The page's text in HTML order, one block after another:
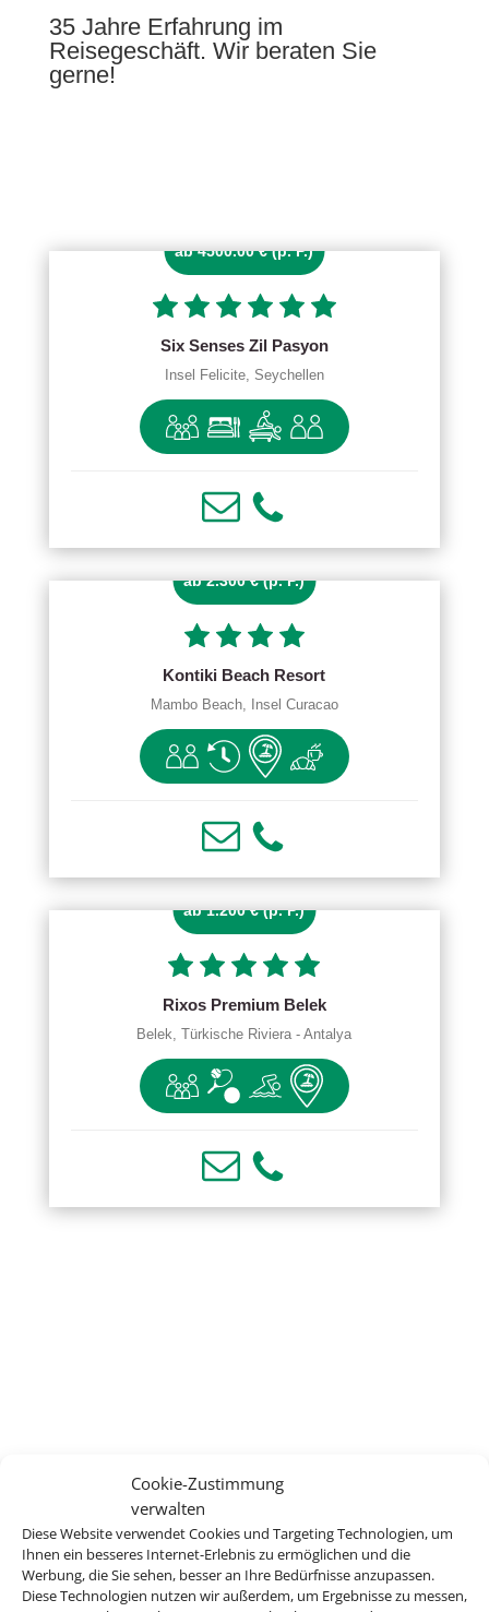
Cookie-Zustimmung
verwalten
Diese Website verwendet Cookies und Targeting Technologien, um
Ihnen ein besseres Internet-Erlebnis zu ermöglichen und die
Werbung, die Sie sehen, besser an Ihre Bedürfnisse anzupassen.
Diese Technologien nutzen wir außerdem, um Ergebnisse zu messen,
35 Jahre Erfahrung im
Reisegeschäft. Wir beraten Sie
gerne!
ab 4500.00 € (p. P.)
Six Senses Zil Pasyon
Insel Felicite, Seychellen
ab 2.300 € (p. P.)
Kontiki Beach Resort
Mambo Beach, Insel Curacao
ab 1.200 € (p. P.)
Rixos Premium Belek
Belek, Türkische Riviera - Antalya